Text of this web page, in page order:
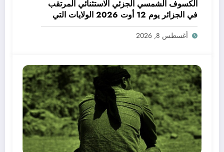
الكسوف الشمسي الجزئي الاستثنائي المرتقب
في الجزائر يوم 12 أوت 2026 الولايات التي
يمكن فيها مشاهدة الكسوف
أغسطس 8, 2026